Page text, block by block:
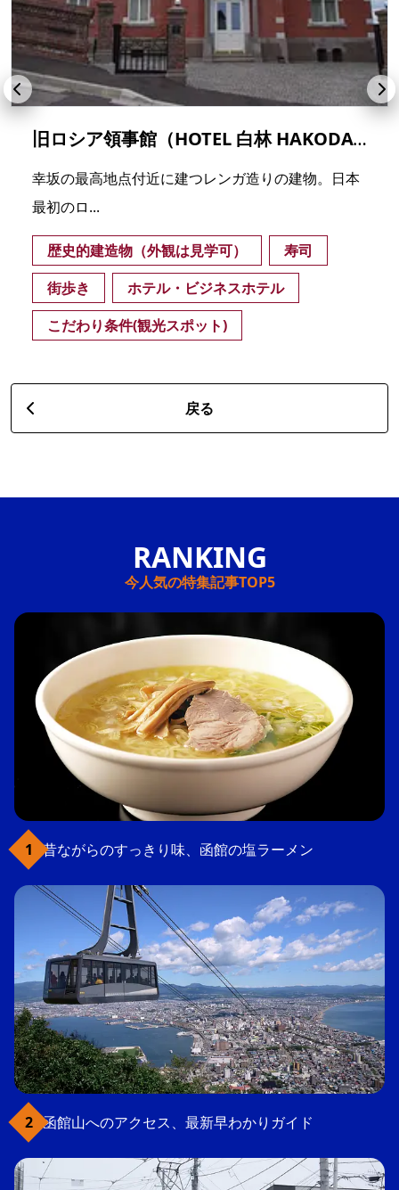
旧ロシア領事館（HOTEL 白林 HAKODATE）
幸坂の最高地点付近に建つレンガ造りの建物。日本
最初のロ...
歴史的建造物（外観は見学可）
寿司
街歩き
ホテル・ビジネスホテル
こだわり条件(観光スポット)
戻る
今人気の特集記事TOP5
昔ながらのすっきり味、函館の塩ラーメン
函館山へのアクセス、最新早わかりガイド